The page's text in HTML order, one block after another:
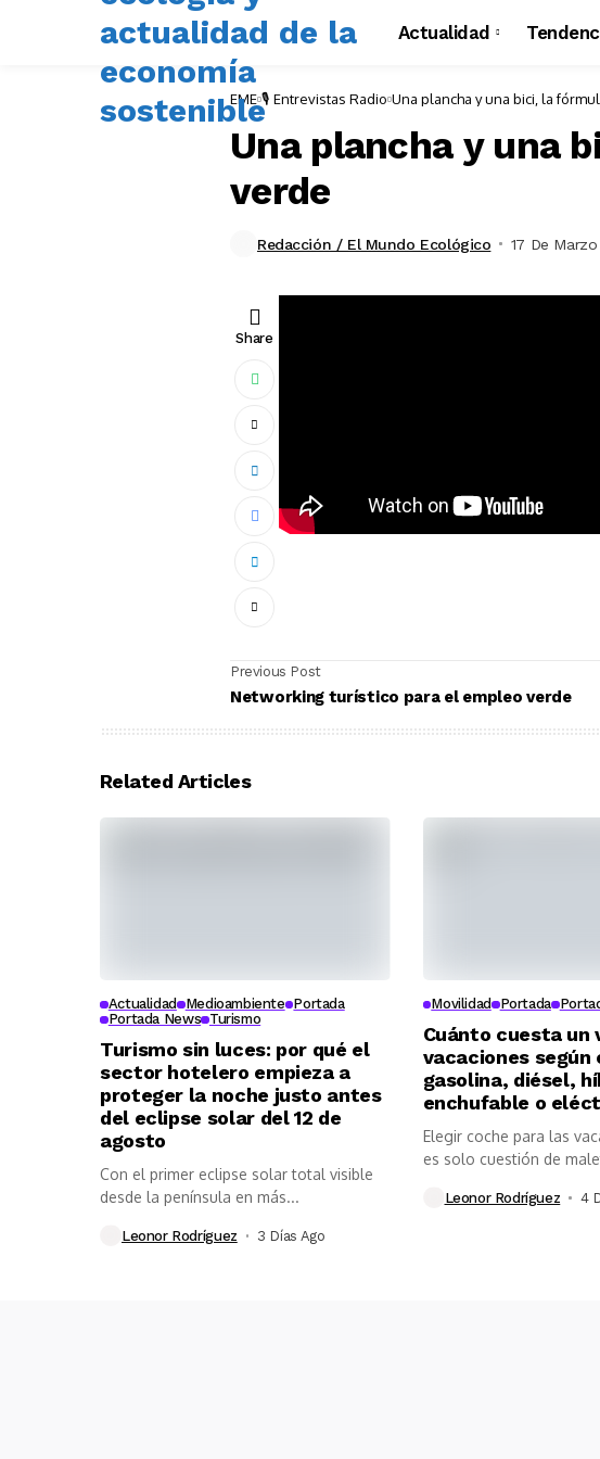
Actualidad
EME 🎙️ Entrevistas Radio Una plancha y una bici, la
Una plancha y una
verde
Redacción / El Mundo Ecológico 17 De Marzo
Share
Previous Post
Networking turístico para el empleo verde
Related Articles
Actualidad Medioambiente Portada
Portada News Turismo
Turismo sin luces: por qué el
sector hotelero empieza a
proteger la noche justo antes
del eclipse solar del 12 de
agosto
Con el primer eclipse solar total visible
desde la península en más...
Leonor Rodríguez 3 Días Ago
Movilidad Portada
Cuánto cuesta un
vacaciones según
gasolina, diésel,
enchufable o
Elegir coche para las
es solo cuestión de
Leonor Rodríguez 4